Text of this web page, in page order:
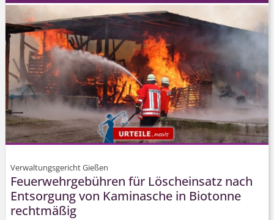
Verwaltungsgericht Gießen
Feuerwehrgebühren für Löscheinsatz nach
Entsorgung von Kaminasche in Biotonne
rechtmäßig